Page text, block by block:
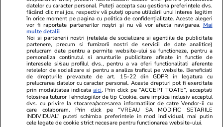
Cum să călătoreşti doar cu
bagajul de mână. Ghid pentru
eficientizarea spaţiului
Lifestyle 22 iul.
Cum păstrăm brânza fără să
datelor cu caracter personal. Puteți accepta sau gestiona preferințele dvs.
făcând clic mai jos, respectiv vă puteți opune utilizării unui interes legitim
în orice moment pe pagina cu politica de confidențialitate. Aceste alegeri
vor fi raportate partenerilor noștri și nu vă vor afecta navigarea. Mai
multe detalii
Noi si partenerii nostri (retelele de socializare si agentiile de publicitate
partenere, precum si furnizorii nostri de servicii de date analitice)
prelucram date pentru a permite website-ului sa functioneze, pentru a
personaliza continutul si anunturile publicitare afisate in functie de
interesele si/sau profilul dvs., pentru a va oferi functionalitati aferente
retelelor de socializare si pentru a analiza traficul pe website. Beneficiati
de drepturile prevazute de art. 15-22 din GDPR in legatura cu
prelucrarea datelor cu caracter personal. Aceste drepturi pot fi exercitate
prin modalitatea indicataaici. Prin click pe “ACCEPT TOATE”, acceptati
folosirea tuturor Tehnologiilor de tip Cookie, care implica inclusiv acceptul
dvs. cu privire la stocarea/accesarea informatiilor de catre Vendor-ii cu
care colaboram. Prin click pe “VREAU SA MODIFIC SETARILE
INDIVIDUAL” puteti schimba preferintele in mod individual, mai putin
cele legate de cookie strict necesare pentru functionarea website-ului.